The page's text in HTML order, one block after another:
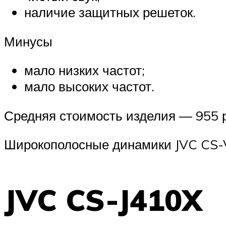
наличие защитных решеток.
Минусы
мало низких частот;
мало высоких частот.
Средняя стоимость изделия — 955
Широкополосные динамики JVC
JVC CS-J410X